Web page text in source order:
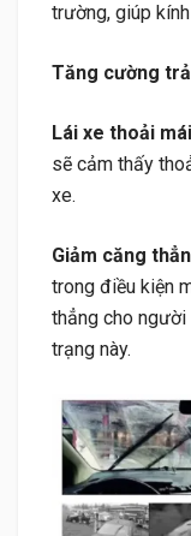
trường, giúp
Tăng cường
Lái xe thoải
sẽ cảm thấy
xe.
Giảm căng
trong điều kiện
thẳng cho người
trạng này.